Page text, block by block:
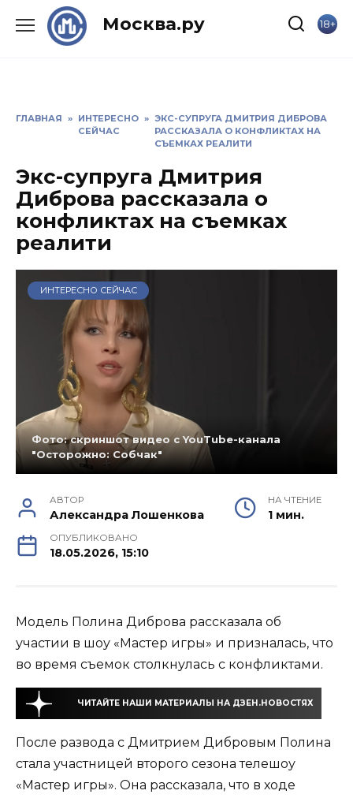
Москва.ру 18+
ГЛАВНАЯ » ИНТЕРЕСНО
СЕЙЧАС
» ЭКС-СУПРУГА ДМИТРИЯ ДИБРОВА
РАССКАЗАЛА О КОНФЛИКТАХ НА
СЪЕМКАХ РЕАЛИТИ
Экс-супруга Дмитрия
Диброва рассказала о
конфликтах на съемках
реалити
ИНТЕРЕСНО СЕЙЧАС
Фото: скриншот видео с YouTube-канала
"Осторожно: Собчак"
АВТОР
Александра Лошенкова
НА ЧТЕНИЕ
1 мин.
ОПУБЛИКОВАНО
18.05.2026, 15:10
Модель Полина Диброва рассказала об
участии в шоу «Мастер игры» и призналась, что
во время съемок столкнулась с конфликтами.
ЧИТАЙТЕ НАШИ МАТЕРИАЛЫ НА ДЗЕН.НОВОСТЯХ
После развода с Дмитрием Дибровым Полина
стала участницей второго сезона телешоу
«Мастер игры». Она рассказала, что в ходе